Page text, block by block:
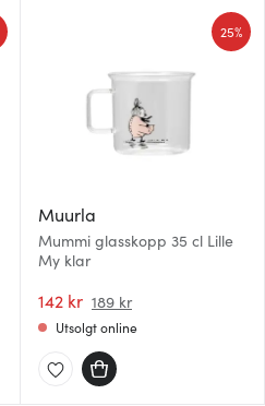
Muurla
Mummi glasskopp 35 cl Lille
My klar
142 kr 189 kr
25%
Utsolgt online